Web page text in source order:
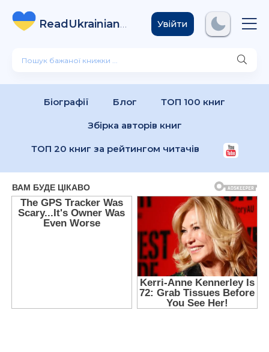
ReadUkrainian
Books .com
Увійти
Біографії Блог ТОП 100 книг
Збірка авторів книг
ТОП 20 книг за рейтингом читачів